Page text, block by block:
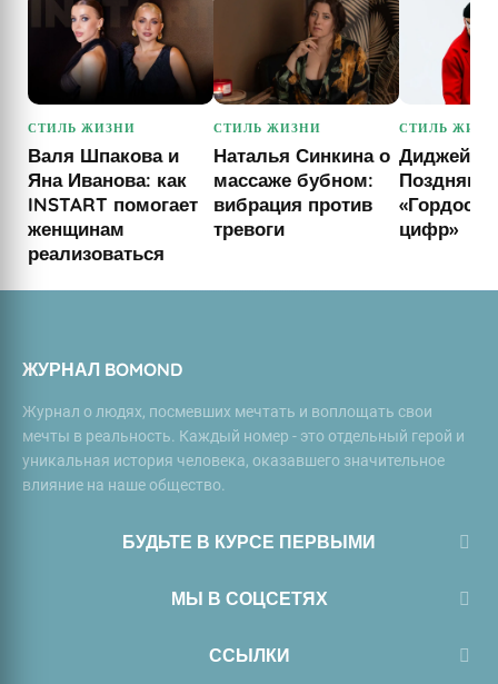
СТИЛЬ ЖИЗНИ
Валя Шпакова и
Яна Иванова: как
INSTART помогает
женщинам
реализоваться
СТИЛЬ ЖИЗНИ
Наталья Синкина о
массаже бубном:
вибрация против
тревоги
СТИЛЬ
Диджей
цифр»
ЖУРНАЛ BOMOND
Журнал о людях, посмевших мечтать и воплощать свои
мечты в реальность. Каждый номер - это отдельный герой и
уникальная история человека, оказавшего значительное
влияние на наше общество.
БУДЬТЕ В КУРСЕ ПЕРВЫМИ
МЫ В СОЦСЕТЯХ
ССЫЛКИ